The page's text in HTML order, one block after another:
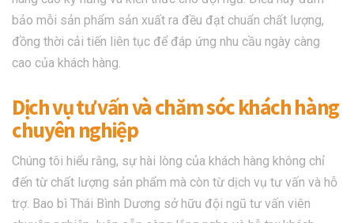
bảo mỗi sản phẩm sản xuất ra đều đạt chuẩn chất lượng,
đồng thời cải tiến liên tục để đáp ứng nhu cầu ngày càng
cao của khách hàng.
Dịch vụ tư vấn và chăm sóc khách hàng
chuyên nghiệp
Chúng tôi hiểu rằng, sự hài lòng của khách hàng không chỉ
đến từ chất lượng sản phẩm mà còn từ dịch vụ tư vấn và hỗ
trợ. Bao bì Thái Bình Dương sở hữu đội ngũ tư vấn viên